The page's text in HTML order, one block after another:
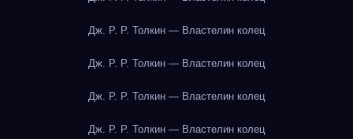
Дж. Р. Р. Толкин — Властелин колец
Дж. Р. Р. Толкин — Властелин колец
Дж. Р. Р. Толкин — Властелин колец
Дж. Р. Р. Толкин — Властелин колец